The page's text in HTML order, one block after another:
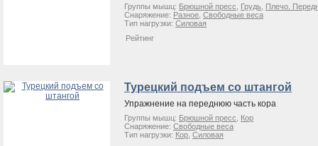
Группы мышц: Брюшной пресс Грудь
Плечо.
Снаряжение: Разное Свободные веса
Тип нагрузки: Силовая
Рейтинг
Турецкий подъем со штангой
Упражнение на переднюю часть кора
Группы мышц: Брюшной пресс
Кор
Снаряжение: Свободные веса
Тип нагрузки: Кор Силовая